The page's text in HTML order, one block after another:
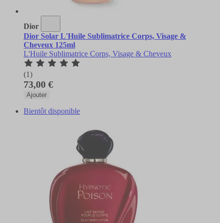
Dior
Dior Solar L'Huile Sublimatrice Corps, Visage &
Cheveux 125ml
L'Huile Sublimatrice Corps, Visage & Cheveux
(1)
73,00 €
Ajouter
Bientôt disponible